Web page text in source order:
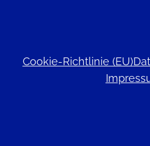
Cookie-Richtlinie (EU)